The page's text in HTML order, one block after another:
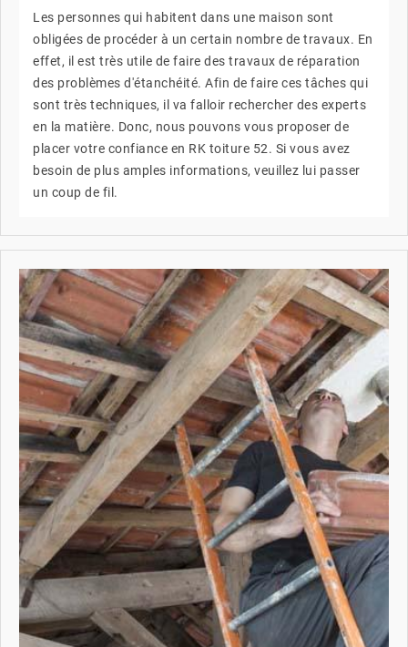
Les personnes qui habitent dans une maison sont
obligées de procéder à un certain nombre de travaux. En
effet, il est très utile de faire des travaux de réparation
des problèmes d'étanchéité. Afin de faire ces tâches qui
sont très techniques, il va falloir rechercher des experts
en la matière. Donc, nous pouvons vous proposer de
placer votre confiance en RK toiture 52. Si vous avez
besoin de plus amples informations, veuillez lui passer
un coup de fil.